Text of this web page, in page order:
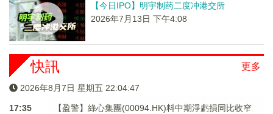
【今日IPO】明宇制药二度冲港交所
2026年7月13日 下午4:08
更多
快訊
2026年8月7日 星期五 22:04:48
17:35
【盈警】綠心集團(00094.HK)料中期淨虧損同比收窄